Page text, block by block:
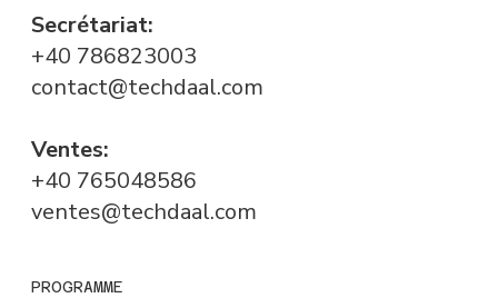
Secrétariat:
+40 786823003
contact@techdaal.com
Ventes:
+40 765048586
ventes@techdaal.com
PROGRAMME